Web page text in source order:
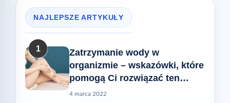
NAJLEPSZE ARTYKUŁY
1
Zatrzymanie wody w
organizmie – wskazówki, które
pomogą Ci rozwiązać ten
problem
4 marca 2022